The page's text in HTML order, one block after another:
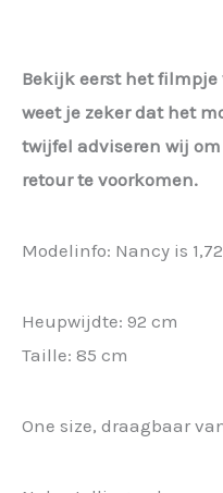
Bekijk eerst het filmpje
weet je zeker dat het
twijfel adviseren wij
retour te voorkomen.
Modelinfo: Nancy is
Heupwijdte: 92 cm
Taille: 85 cm
One size, draagbaar